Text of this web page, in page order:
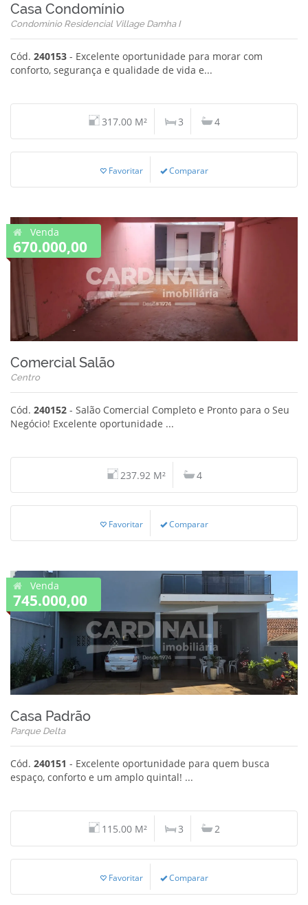
Casa Condomínio
Condominio Residencial Village Damha I
Cód. 240153 - Excelente oportunidade para morar com
conforto, segurança e qualidade de vida e...
317.00 M² 3 4
Favoritar Comparar
Venda
670.000,00
Comercial Salão
Centro
Cód. 240152 - Salão Comercial Completo e Pronto para o Seu
Negócio! Excelente oportunidade ...
237.92 M² 4
Favoritar Comparar
Venda
745.000,00
Casa Padrão
Parque Delta
Cód. 240151 - Excelente oportunidade para quem busca
espaço, conforto e um amplo quintal! ...
115.00 M² 3 2
Favoritar Comparar